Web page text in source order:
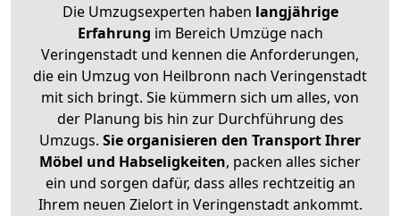
Die Umzugsexperten haben langjährige
Erfahrung im Bereich Umzüge nach
Veringenstadt und kennen die Anforderungen,
die ein Umzug von Heilbronn nach Veringenstadt
mit sich bringt. Sie kümmern sich um alles, von
der Planung bis hin zur Durchführung des
Umzugs. Sie organisieren den Transport Ihrer
Möbel und Habseligkeiten, packen alles sicher
ein und sorgen dafür, dass alles rechtzeitig an
Ihrem neuen Zielort in Veringenstadt ankommt.